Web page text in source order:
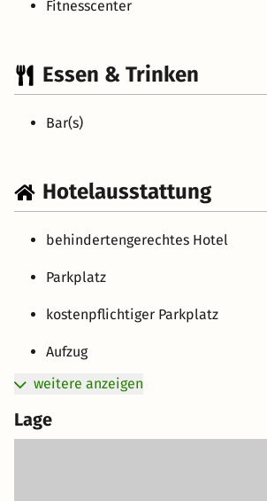
Fitnesscenter
Essen & Trinken
Bar(s)
Hotelausstattung
behindertengerechtes Hotel
Parkplatz
kostenpflichtiger Parkplatz
Aufzug
weitere anzeigen
Lage